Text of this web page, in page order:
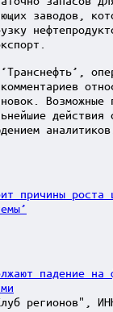
заводов,
Возможные
действия
аналитиков.
причины роста
падение на
регионов",